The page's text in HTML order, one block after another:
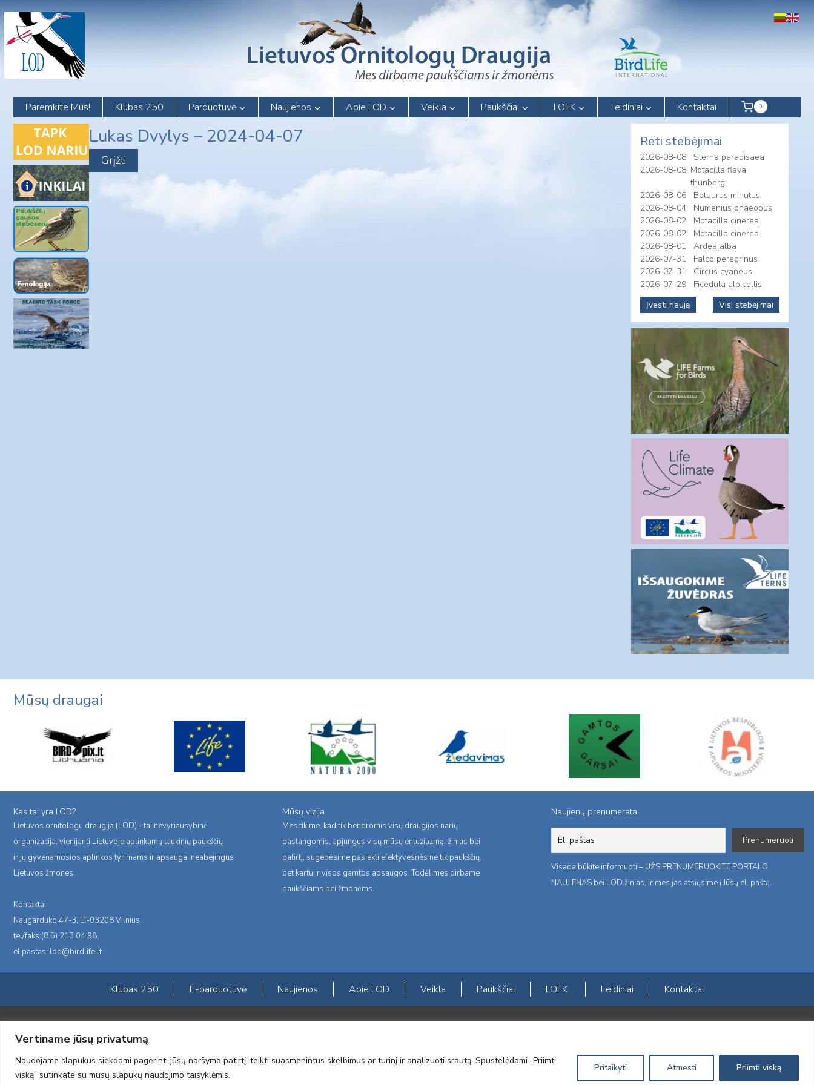
Vertiname jūsų privatumą
Naudojame slapukus siekdami pagerinti jūsų naršymo patirtį, teikti suasmenintus skelbimus ar turinį ir analizuoti srautą. Spustelėdami „Priimti
viską“ sutinkate su mūsų slapukų naudojimo taisyklėmis.
Pritaikyti Atmesti Priimti viską
content
Paremkite Mus! Klubas 250 Parduotuvė Naujienos Apie LOD Veikla Paukščiai LOFK Leidiniai Kontaktai 0
Lukas Dvylys – 2024-04-07 Reti stebėjimai
2026-08-08
Sterna paradisaea
2026-08-08 Motacilla flava
thunbergi
2026-08-06
Botaurus minutus
2026-08-04
Numenius phaeopus
2026-08-02
Motacilla cinerea
2026-08-02
Motacilla cinerea
2026-08-01
Ardea alba
2026-07-31
Falco peregrinus
2026-07-31
Circus cyaneus
2026-07-29
Ficedula albicollis
Įvesti naują
Visi stebėjimai
Mūsų draugai
Kas tai yra LOD?
Lietuvos ornitologu draugija (LOD) - tai nevyriausybinė
organizacija, vienijanti Lietuvoje aptinkamų laukinių paukščių
ir jų gyvenamosios aplinkos tyrimams ir apsaugai neabejingus
Lietuvos žmones.
Kontaktai:
Naugarduko 47-3, LT-03208 Vilnius,
tel/faks:(8 5) 213 04 98,
el.pastas: lod@birdlife.lt
Mūsų vizija
Mes tikime, kad tik bendromis visų draugijos narių
pastangomis, apjungus visų mūsų entuziazmą, žinias bei
patirtį, sugebėsime pasiekti efektyvesnės ne tik paukščių,
bet kartu ir visos gamtos apsaugos. Todėl mes dirbame
paukščiams bei žmonėms.
Naujienų prenumerata
Visada būkite informuoti – UŽSIPRENUMERUOKITE PORTALO
NAUJIENAS bei LOD žinias, ir mes jas atsiųsime į Jūsų el. paštą.
Klubas 250 E-parduotuvė Naujienos Apie LOD Veikla Paukščiai LOFK Leidiniai Kontaktai
„LOD visuomeninės /gamtosauginės veiklos sustiprinimas ir įvaizdžio formavimas įtraukiant visuomenę į aplinkosauginių tyrimų veiklą“ (paprojekčio
2012 © Lietuvos Ornitologų Draugija © 2014, Visos teisės saugomos Sprendimas: Electronic Solutions for Business